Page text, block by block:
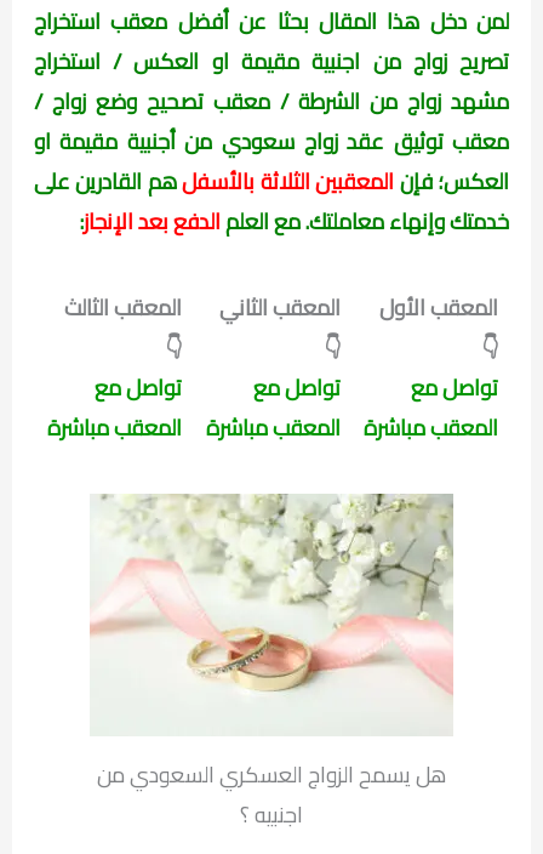
لمن دخل هذا المقال بحثا عن أفضل معقب استخراج
تصريح زواج من اجنبية مقيمة او العكس/ استخراج
مشهد زواج من الشرطة / معقب تصحيح وضع زواج /
معقب توثيق عقد زواج سعودي من أجنبية مقيمة او
العكس؛ فإنالمعقبين الثلاثة بالأسفلهم القادرين على
خدمتك وإنهاء معاملتك. مع العلمالدفع بعد الإنجاز:
المعقب الأول
👇
تواصل مع
المعقب مباشرة
المعقب الثاني
👇
تواصل مع
المعقب مباشرة
المعقب الثالث
👇
تواصل مع
المعقب مباشرة
هل يسمح الزواج العسكري السعودي من
اجنبيه ؟